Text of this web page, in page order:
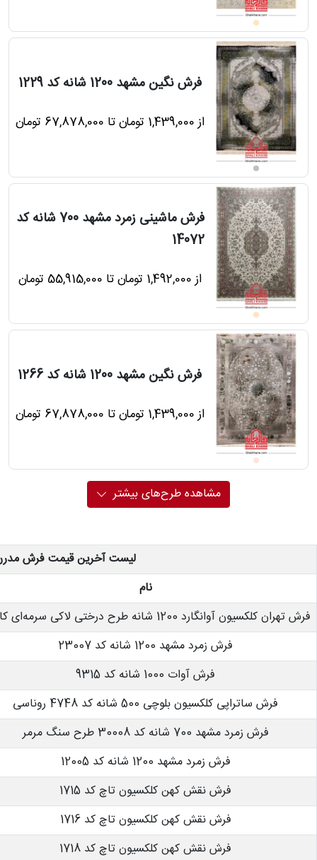
فرش نگین مشهد 1200 شانه کد 1229
از 1,439,000 تومان تا 67,878,000 تومان
فرش ماشینی زمرد مشهد 700 شانه کد
14072
از 1,492,000 تومان تا 55,915,000 تومان
فرش نگین مشهد 1200 شانه کد 1266
از 1,439,000 تومان تا 67,878,000 تومان
مشاهده طرح‌های بیشتر
لیست آخرین قیمت فرش
نام
فرش تهران کلکسیون آوانگارد 1200 شانه طرح درختی لاکی سرمه‌ای کاربنی
فرش زمرد مشهد 1200 شانه کد 23007
فرش آوات 1000 شانه کد 9315
فرش ساتراپی کلکسیون بلوچی 500 شانه کد 4748 روناسی
فرش زمرد مشهد 700 شانه کد 30008 طرح سنگ مرمر
فرش زمرد مشهد 1200 شانه کد 12005
فرش نقش کهن کلکسیون تاچ کد 1715
فرش نقش کهن کلکسیون تاچ کد 1716
فرش نقش کهن کلکسیون تاچ کد 1718